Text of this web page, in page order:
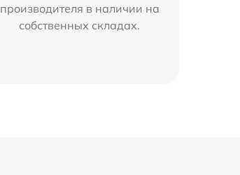
производителя в наличии на
собственных складах.